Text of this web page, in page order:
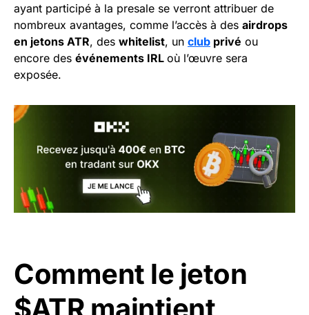
ayant participé à la presale se verront attribuer de
nombreux avantages, comme l’accès à des airdrops
en jetons ATR, des whitelist, un club privé ou
encore des événements IRL où l’œuvre sera
exposée.
Comment le jeton